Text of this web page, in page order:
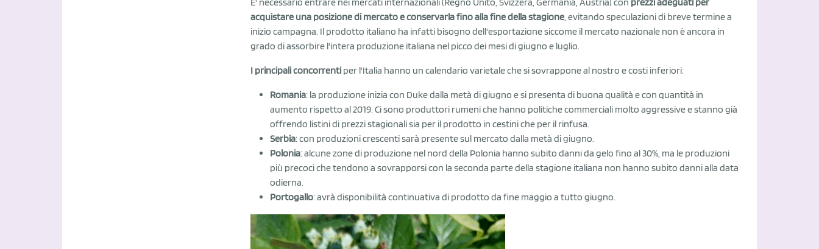
acquistare una posizione di mercato e conservarla fino alla fine della stagione, evitando speculazioni di breve termine a
inizio campagna. Il prodotto italiano ha infatti bisogno dell'esportazione siccome il mercato nazionale non è ancora in
grado di assorbire l'intera produzione italiana nel picco dei mesi di giugno e luglio.
I principali concorrenti per l'Italia hanno un calendario varietale che si sovrappone al nostro e costi inferiori:
Romania: la produzione inizia con Duke dalla metà di giugno e si presenta di buona qualità e con quantità in
aumento rispetto al 2019. Ci sono produttori rumeni che hanno politiche commerciali molto aggressive e stanno già
offrendo listini di prezzi stagionali sia per il prodotto in cestini che per il rinfusa.
Serbia: con produzioni crescenti sarà presente sul mercato dalla metà di giugno.
Polonia: alcune zone di produzione nel nord della Polonia hanno subito danni da gelo fino al 30%, ma le produzioni
più precoci che tendono a sovrapporsi con la seconda parte della stagione italiana non hanno subito danni alla data
odierna.
Portogallo: avrà disponibilità continuativa di prodotto da fine maggio a tutto giugno.